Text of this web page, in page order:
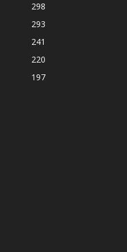
298
293
241
220
197